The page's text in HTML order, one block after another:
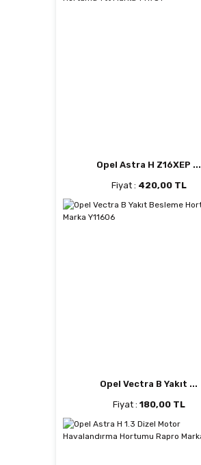
Opel Astra H Z16XEP ...
Fiyat : 420,00 TL
Opel Vectra B Yakıt ...
Fiyat : 180,00 TL